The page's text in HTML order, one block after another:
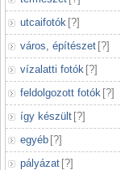
utcaifotók [?]
város, építészet [?]
vízalatti fotók [?]
feldolgozott fotók [?]
így készült [?]
egyéb [?]
pályázat [?]